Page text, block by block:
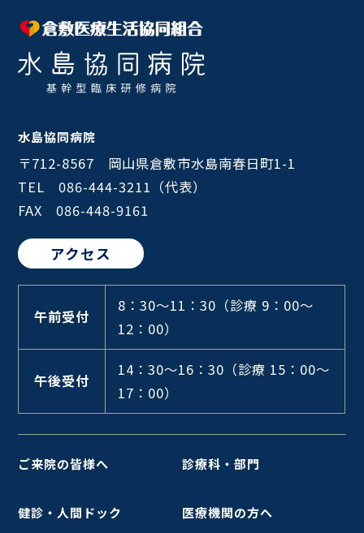
水島協同病院
〒712-8567 岡山県倉敷市水島南春日町1-1
TEL 086-444-3211（代表）
FAX 086-448-9161
アクセス
午前受付
8：30～11：30 （診療 9：00～
12：00）
午後受付
14：30～16：30 （診療 15：00～
17：00）
ご来院の皆様へ 診療科・部門
健診・人間ドック 医療機関の方へ